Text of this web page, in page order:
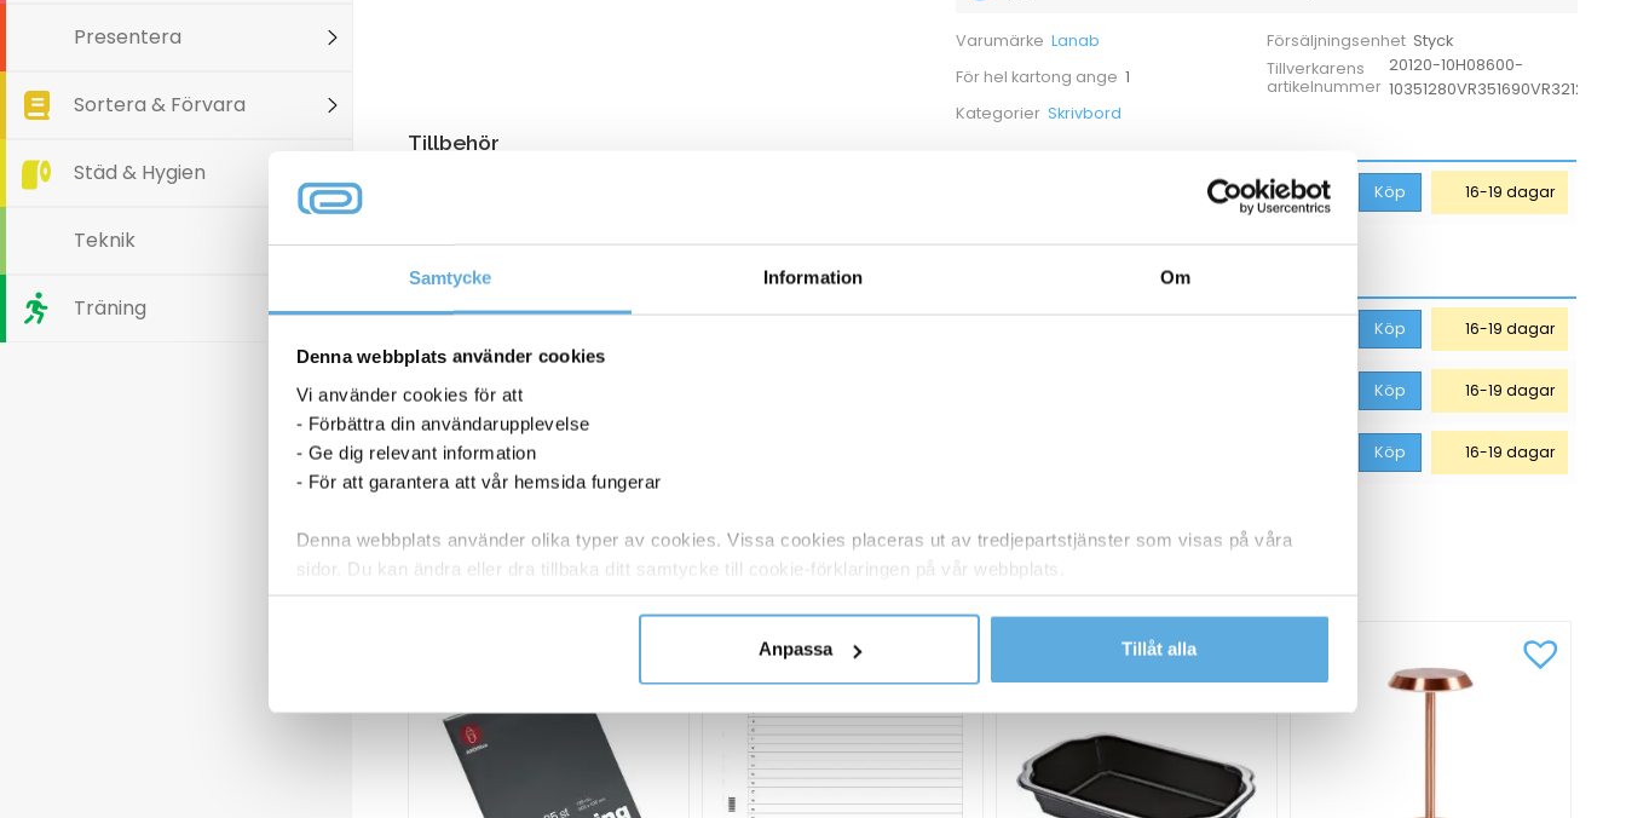
Samtycke Information Om
Denna webbplats använder cookies
Vi använder cookies för att
- Förbättra din användarupplevelse
- Ge dig relevant information
- För att garantera att vår hemsida fungerar
Denna webbplats använder olika typer av cookies. Vissa cookies placeras ut av tredjepartstjänster som visas på våra
sidor. Du kan ändra eller dra tillbaka ditt samtycke till cookie-förklaringen på vår webbplats.
Anpassa
Tillåt alla
Presentera
Sortera & Förvara
Städ & Hygien
Teknik
Träning
Varumärke Lanab Försäljningsenhet Styck
För hel kartong ange 1
Tillverkarens
artikelnummer
20120-10H08600-
10351280VR351690VR32124SG
Kategorier Skrivbord
Tillbehör
Köp 16-19 dagar
Varianter
Köp 16-19 dagar
Köp 16-19 dagar
Köp 16-19 dagar
ANDRA KÖPTE OCKSÅ